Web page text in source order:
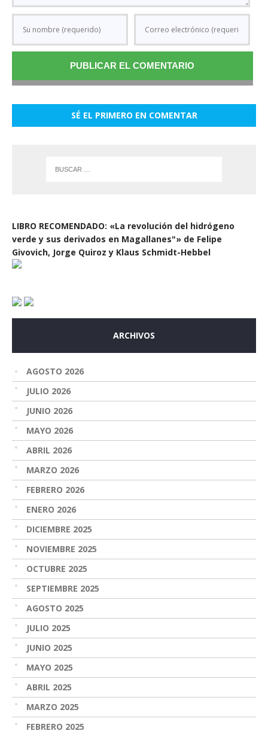
SÉ EL PRIMERO EN COMENTAR
LIBRO RECOMENDADO: «La revolución del hidrógeno
verde y sus derivados en Magallanes"» de Felipe
Givovich, Jorge Quiroz y Klaus Schmidt-Hebbel
ARCHIVOS
AGOSTO 2026
JULIO 2026
JUNIO 2026
MAYO 2026
ABRIL 2026
MARZO 2026
FEBRERO 2026
ENERO 2026
DICIEMBRE 2025
NOVIEMBRE 2025
OCTUBRE 2025
SEPTIEMBRE 2025
AGOSTO 2025
JULIO 2025
JUNIO 2025
MAYO 2025
ABRIL 2025
MARZO 2025
FEBRERO 2025